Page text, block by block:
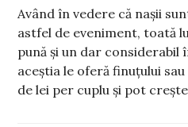
Având în vedere că nașii
astfel de eveniment, toată
pună și un dar considerabil
aceștia le oferă finuțului
de lei per cuplu și pot